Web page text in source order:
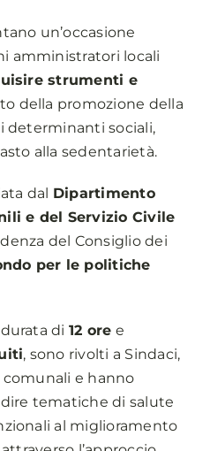
un’occasione
amministratori locali
strumenti e
della promozione della
determinanti sociali,
alla sedentarietà.
dal Dipartimento
e del Servizio Civile
del Consiglio dei
per le politiche
di 12 ore e
, sono rivolti a Sindaci,
comunali e hanno
tematiche di salute
al miglioramento